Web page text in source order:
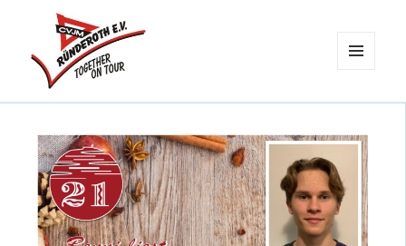
CVJM Ründeroth
WIDGETS